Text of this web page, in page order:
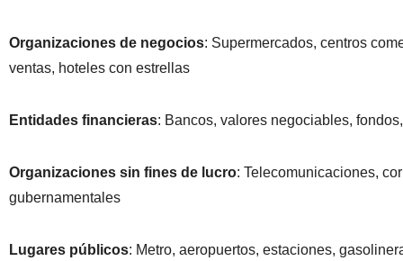
Organizaciones de negocios: Supermercados, centros
ventas, hoteles con estrellas
Entidades financieras: Bancos, valores negociables,
Organizaciones sin fines de lucro: Telecomunicaciones,
gubernamentales
Lugares públicos: Metro, aeropuertos, estaciones,